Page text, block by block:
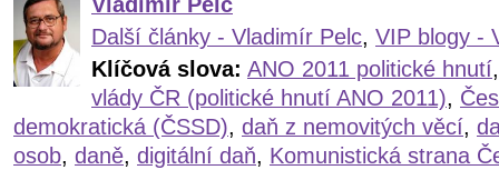
Další články - Vladimír Pelc, VIP blogy -
Klíčová slova: ANO 2011 politické hnutí
vlády ČR (politické hnutí ANO 2011),
demokratická (ČSSD), daň z nemovitých věcí,
osob, daně, digitální daň, Komunistická strana